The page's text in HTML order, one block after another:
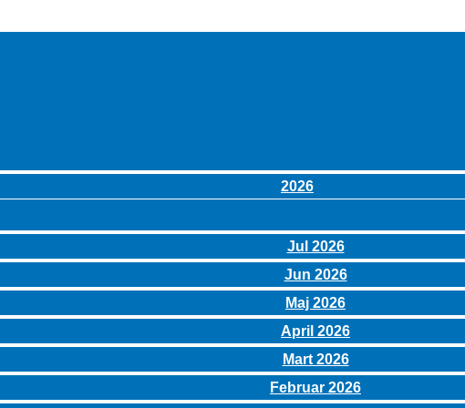
2026
Jul 2026
Jun 2026
Maj 2026
April 2026
Mart 2026
Februar 2026